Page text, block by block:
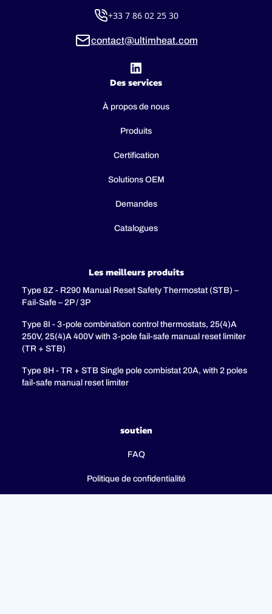
+33 7 86 02 25 30
contact@ultimheat.com
Des services
À propos de nous
Produits
Certification
Solutions OEM
Demandes
Catalogues
Les meilleurs produits
Type 8Z - R290 Manual Reset Safety Thermostat (STB) –
Fail-Safe – 2P / 3P
Type 8I - 3-pole combination control thermostats, 25(4)A
250V, 25(4)A 400V with 3-pole fail-safe manual reset limiter
(TR + STB)
Type 8H - TR + STB Single pole combistat 20A, with 2 poles
fail-safe manual reset limiter
soutien
FAQ
Politique de confidentialité